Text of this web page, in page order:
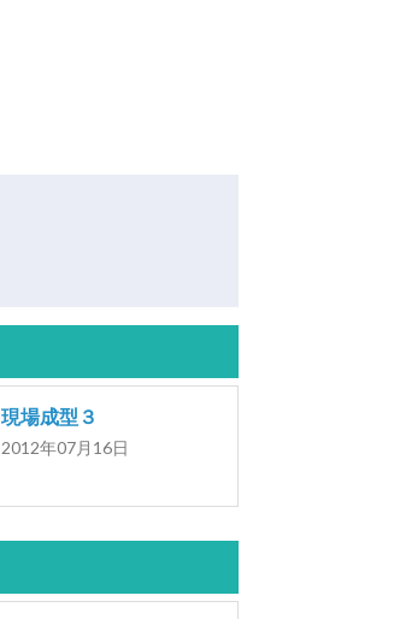
現場成型３
2012年07月16日